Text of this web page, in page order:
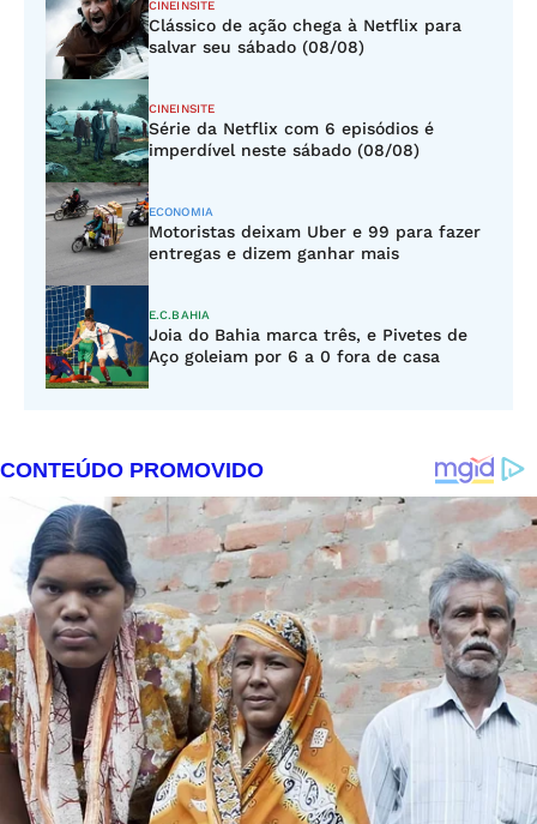
CINEINSITE
Clássico de ação chega à Netflix para
salvar seu sábado (08/08)
CINEINSITE
Série da Netflix com 6 episódios é
imperdível neste sábado (08/08)
ECONOMIA
Motoristas deixam Uber e 99 para fazer
entregas e dizem ganhar mais
E.C.BAHIA
Joia do Bahia marca três, e Pivetes de
Aço goleiam por 6 a 0 fora de casa